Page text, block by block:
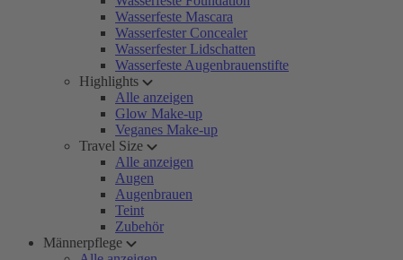
Wasserfeste Mascara
Wasserfester Concealer
Wasserfester Lidschatten
Wasserfeste Augenbrauenstifte
Highlights
Alle anzeigen
Glow Make-up
Veganes Make-up
Travel Size
Alle anzeigen
Augen
Augenbrauen
Teint
Zubehör
Männerpflege